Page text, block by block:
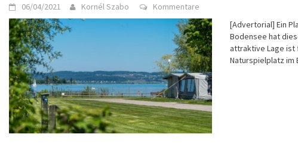
06/04/2021 Kornél Szabo
Kommentare
[Advertorial] Ein
Bodensee hat
attraktive Lage ist
Naturspielplatz im